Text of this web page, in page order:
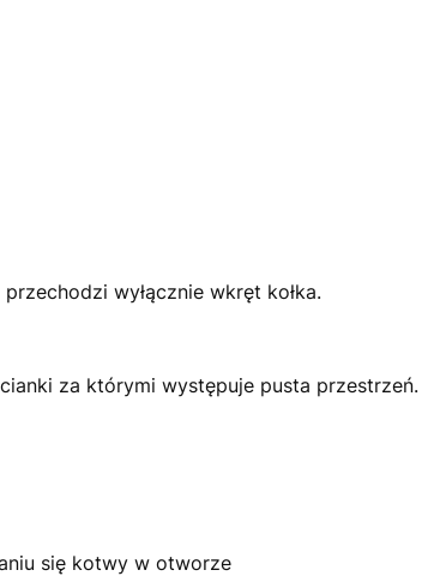
molly
wyłącznie wkręt kołka.
za którymi występuje pusta przestrzeń.
podporowe
się kotwy w otworze